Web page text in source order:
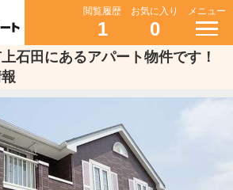
閲覧履歴
1
お気に入り
0
メニュー
石田にあるアパート物件です！